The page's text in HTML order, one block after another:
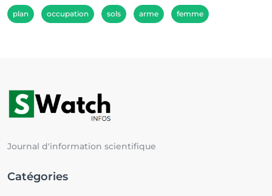
plan occupation sols arme femme
Journal d'information scientifique
Catégories